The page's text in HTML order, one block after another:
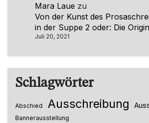
Mara Laue zu
Von der Kunst des
in der Suppe 2 oder: Die
Juli 20, 2021
Schlagwörter
Abschied Ausschreibung
Bannerausstellung